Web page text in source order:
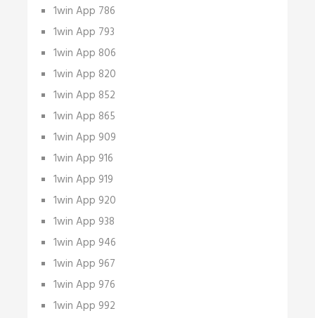
1win App 786
1win App 793
1win App 806
1win App 820
1win App 852
1win App 865
1win App 909
1win App 916
1win App 919
1win App 920
1win App 938
1win App 946
1win App 967
1win App 976
1win App 992